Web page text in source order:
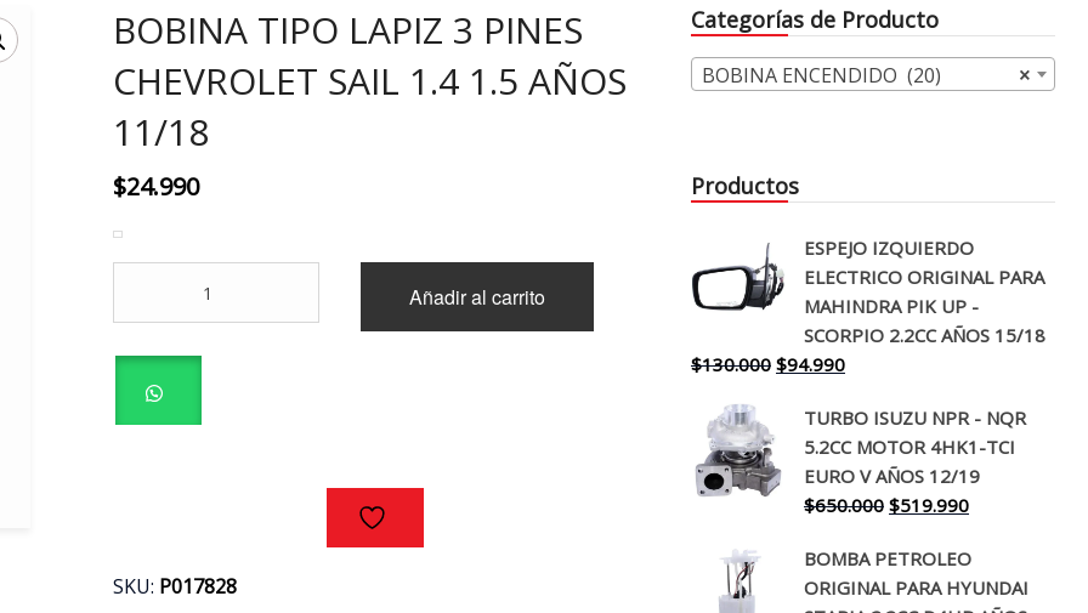
BOBINA TIPO LAPIZ 3 PINES
CHEVROLET SAIL 1.4 1.5 AÑOS
11/18
$24.990
LAPIZ
3
CHEVROLET
SAIL
Añadir al carrito
SKU: P017828
Categorías de Producto
×
BOBINA ENCENDIDO (20)
Productos
ESPEJO IZQUIERDO
ELECTRICO ORIGINAL PARA
MAHINDRA PIK UP -
SCORPIO 2.2CC AÑOS 15/18
$130.000 El
original
era:
$130.000.
$94.990El
actual
es:
$94.990.
TURBO ISUZU NPR - NQR
5.2CC MOTOR 4HK1-TCI
EURO V AÑOS 12/19
$650.000 El
original
era:
$519.990El
actual
es:
BOMBA PETROLEO
ORIGINAL PARA HYUNDAI